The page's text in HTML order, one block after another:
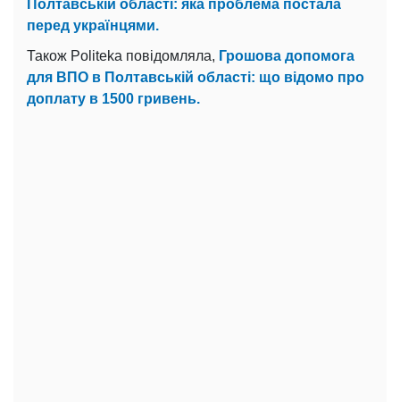
Полтавській області: яка проблема постала
перед українцями.
Також Politeka повідомляла, Грошова допомога
для ВПО в Полтавській області: що відомо про
доплату в 1500 гривень.